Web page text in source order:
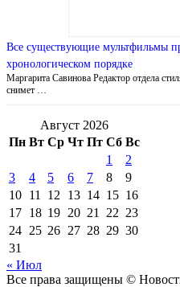
Все существующие мультфильмы
хронологическом порядке
Маргарита Савинова Редактор отдела
снимет …
Август 2026
Пн Вт Ср Чт Пт Сб Вс
1
2
3
4 5 6 7 8
9
10 11 12 13 14 15 16
17 18 19 20 21 22 23
24 25 26 27 28 29 30
31
« Июл
Все права защищены ©